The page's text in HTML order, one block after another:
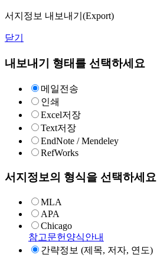
서지정보 내보내기(Export)
닫기
내보내기 형태를 선택하세요
메일전송
인쇄
Excel저장
Text저장
EndNote / Mendeley
RefWorks
서지정보의 형식을 선택하세요
MLA
APA
Chicago
참고문헌양식안내
간략정보 (제목, 저자, 연도)